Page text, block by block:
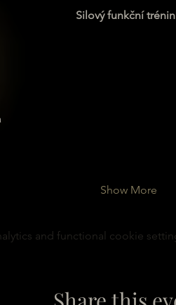
Silový funkční
Show More
and functional cookie